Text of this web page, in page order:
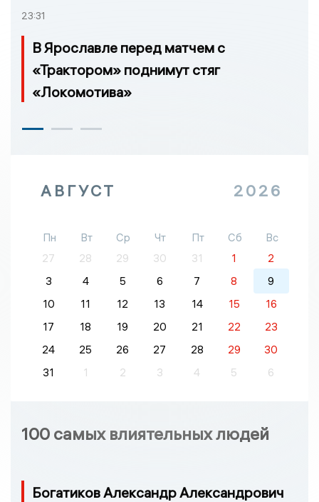
23:31
В Ярославле перед матчем с
«Трактором» поднимут стяг
«Локомотива»
АВГУСТ 2026
Пн Вт Ср Чт Пт Сб
Вс
27
28 29 30 31 1
2
3
4 5 6 7 8
9
10
11 12 13 14 15
16
17
18 19 20 21 22
23
24
25 26 27 28 29
30
31
1 2 3 4 5 6
100 самых влиятельных людей
Богатиков Александр Александрович